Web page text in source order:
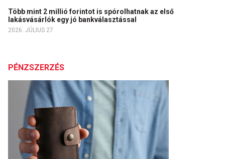
Több mint 2 millió forintot is spórolhatnak az első
lakásvásárlók egy jó bankválasztással
2026. JÚLIUS 27.
PÉNZSZERZÉS